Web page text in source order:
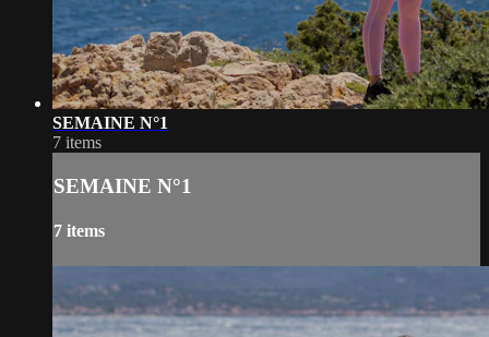
SEMAINE N°1
7 items
SEMAINE N°1
7 items